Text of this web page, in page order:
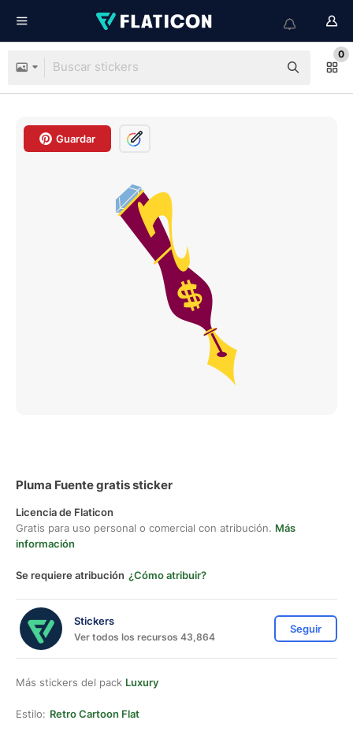
0
Guardar
Pluma Fuente gratis sticker
Licencia de Flaticon
Gratis para uso personal o comercial con atribución. Más
información
Se requiere atribución ¿Cómo atribuir?
Stickers
Ver todos los recursos 43,864
Seguir
Más stickers del pack Luxury
Estilo: Retro Cartoon Flat